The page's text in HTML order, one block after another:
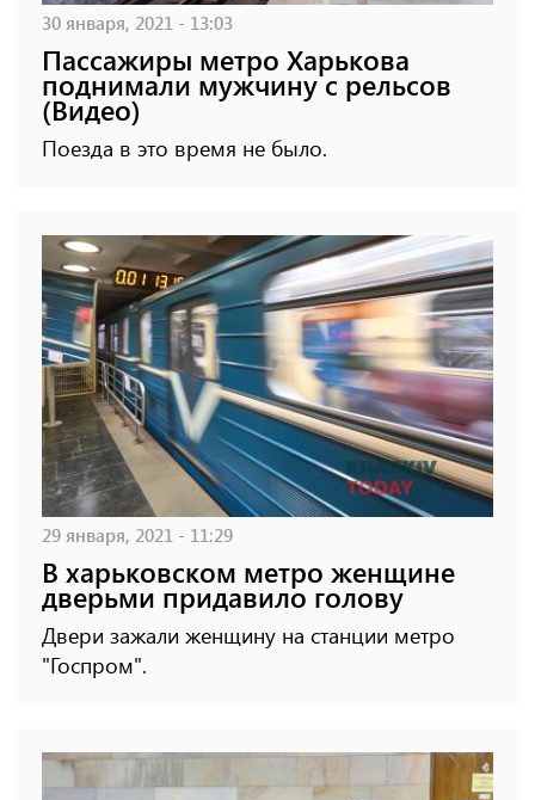
30 января, 2021 - 13:03
Пассажиры метро Харькова
поднимали мужчину с рельсов
(Видео)
Поезда в это время не было.
29 января, 2021 - 11:29
В харьковском метро женщине
дверьми придавило голову
Двери зажали женщину на станции метро
"Госпром".